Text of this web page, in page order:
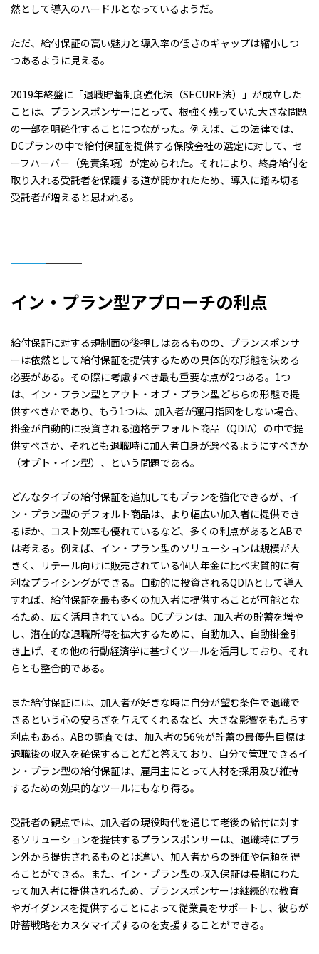
然として導入のハードルとなっているようだ。
ただ、給付保証の高い魅力と導入率の低さのギャップは縮小しつ
つあるように見える。
2019年終盤に「退職貯蓄制度強化法（SECURE法）」が成立した
ことは、プランスポンサーにとって、根強く残っていた大きな問題
の一部を明確化することにつながった。例えば、この法律では、
DCプランの中で給付保証を提供する保険会社の選定に対して、セ
ーフハーバー（免責条項）が定められた。それにより、終身給付を
取り入れる受託者を保護する道が開かれたため、導入に踏み切る
受託者が増えると思われる。
イン・プラン型アプローチの利点
給付保証に対する規制面の後押しはあるものの、プランスポンサ
ーは依然として給付保証を提供するための具体的な形態を決める
必要がある。その際に考慮すべき最も重要な点が2つある。1つ
は、イン・プラン型とアウト・オブ・プラン型どちらの形態で提
供すべきかであり、もう1つは、加入者が運用指図をしない場合、
掛金が自動的に投資される適格デフォルト商品（QDIA）の中で提
供すべきか、それとも退職時に加入者自身が選べるようにすべきか
（オプト・イン型）、という問題である。
どんなタイプの給付保証を追加してもプランを強化できるが、イ
ン・プラン型のデフォルト商品は、より幅広い加入者に提供でき
るほか、コスト効率も優れているなど、多くの利点があるとABで
は考える。例えば、イン・プラン型のソリューションは規模が大
きく、リテール向けに販売されている個人年金に比べ実質的に有
利なプライシングができる。自動的に投資されるQDIAとして導入
すれば、給付保証を最も多くの加入者に提供することが可能とな
るため、広く活用されている。DCプランは、加入者の貯蓄を増や
し、潜在的な退職所得を拡大するために、自動加入、自動掛金引
き上げ、その他の行動経済学に基づくツールを活用しており、それ
らとも整合的である。
また給付保証には、加入者が好きな時に自分が望む条件で退職で
きるという心の安らぎを与えてくれるなど、大きな影響をもたらす
利点もある。ABの調査では、加入者の56％が貯蓄の最優先目標は
退職後の収入を確保することだと答えており、自分で管理できるイ
ン・プラン型の給付保証は、雇用主にとって人材を採用及び維持
するための効果的なツールにもなり得る。
受託者の観点では、加入者の現役時代を通じて老後の給付に対す
るソリューションを提供するプランスポンサーは、退職時にプラ
ン外から提供されるものとは違い、加入者からの評価や信頼を得
ることができる。また、イン・プラン型の収入保証は長期にわた
って加入者に提供されるため、プランスポンサーは継続的な教育
やガイダンスを提供することによって従業員をサポートし、彼らが
貯蓄戦略をカスタマイズするのを支援することができる。